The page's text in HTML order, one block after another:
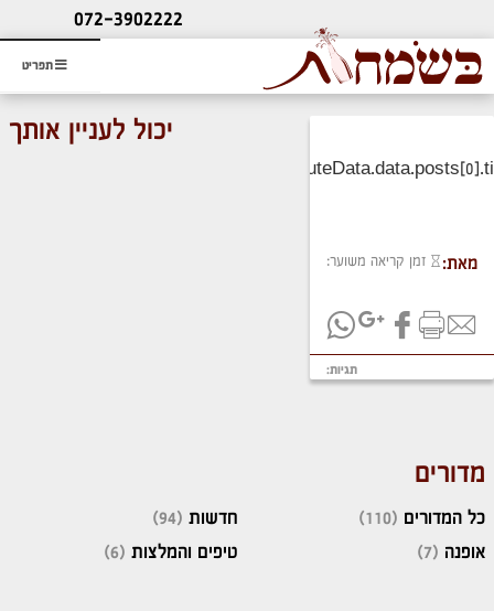
תפריט
ליעוץ חינם
והזמנת כרטיס שמחות
072-3902222
מאת: זמן קריאה משוער:
תגיות:
יכול לעניין אותך
מדורים
כל המדורים (110)
אופנה (7)
חדשות (94)
טיפים והמלצות (6)